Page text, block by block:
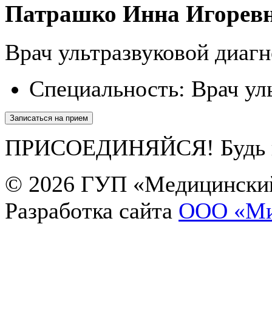
Патрашко Инна
Врач ультразвуковой
Специальность: Врач
Записаться на прием
ПРИСОЕДИНЯЙСЯ! Будь в
© 2026 ГУП
Разработка сайта OOO